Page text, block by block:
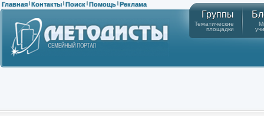
Главная | Контакты | Поиск | Помощь | Реклама
Группы
Тематические
площадки